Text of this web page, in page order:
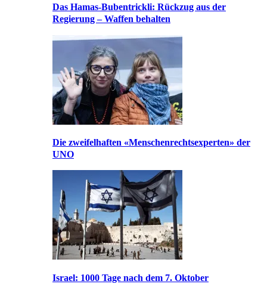
Das Hamas-Bubentrickli: Rückzug aus der
Regierung – Waffen behalten
Die zweifelhaften «Menschenrechtsexperten» der
UNO
Israel: 1000 Tage nach dem 7. Oktober